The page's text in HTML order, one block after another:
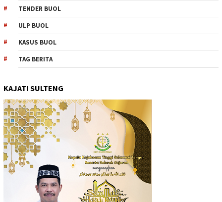
TENDER BUOL
ULP BUOL
KASUS BUOL
TAG BERITA
KAJATI SULTENG